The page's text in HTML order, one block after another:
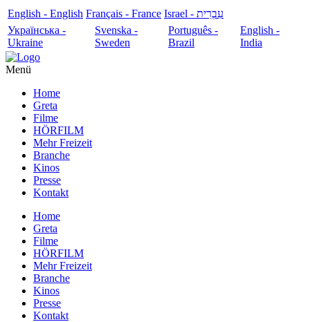
English - English Français - France
עִבְרִית - Israel
Українська -
Ukraine
Svenska -
Sweden
Português -
Brazil
English -
India
Menü
Home
Greta
Filme
HÖRFILM
Mehr Freizeit
Branche
Kinos
Presse
Kontakt
Home
Greta
Filme
HÖRFILM
Mehr Freizeit
Branche
Kinos
Presse
Kontakt